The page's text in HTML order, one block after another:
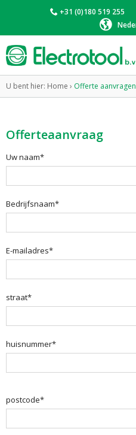
+31 (0)180 519 255
U bent hier: Home › Offerte aanvragen
Offerteaanvraag
Uw naam*
Bedrijfsnaam*
E-mailadres*
straat*
huisnummer*
postcode*